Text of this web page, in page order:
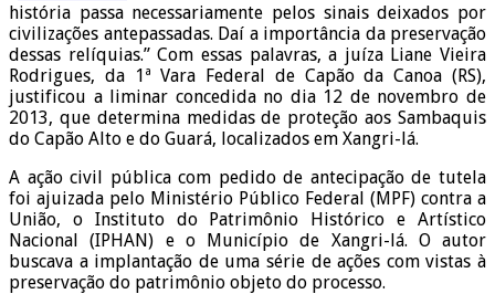
história passa necessariamente pelos sinais deixados por
civilizações antepassadas. Daí a importância da preservação
dessas relíquias.” Com essas palavras, a juíza Liane Vieira
Rodrigues, da 1ª Vara Federal de Capão da Canoa (RS),
justificou a liminar concedida no dia 12 de novembro de
2013, que determina medidas de proteção aos Sambaquis
do Capão Alto e do Guará, localizados em Xangri-lá.
A ação civil pública com pedido de antecipação de tutela
foi ajuizada pelo Ministério Público Federal (MPF) contra a
União, o Instituto do Patrimônio Histórico e Artístico
Nacional (IPHAN) e o Município de Xangri-lá. O autor
buscava a implantação de uma série de ações com vistas à
preservação do patrimônio objeto do processo.